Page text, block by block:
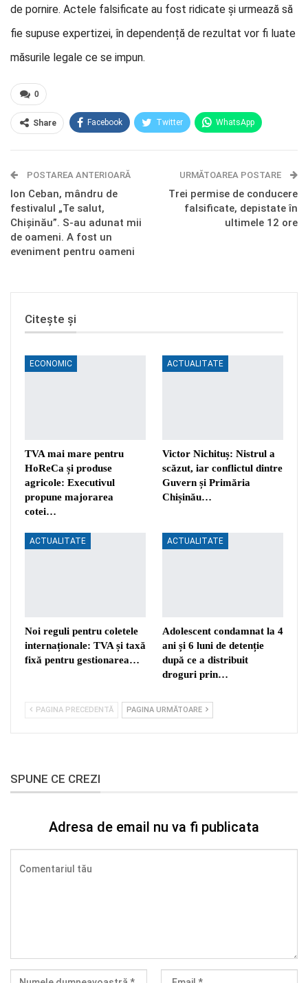
de pornire. Actele falsificate au fost ridicate și urmează să
fie supuse expertizei, în dependență de rezultat vor fi luate
măsurile legale ce se impun.
0
Share Facebook Twitter WhatsApp
Telegram OK.ru
POSTAREA ANTERIOARĂ
Ion Ceban, mândru de
festivalul „Te salut,
Chișinău”. S-au adunat mii
de oameni. A fost un
eveniment pentru oameni
URMĂTOAREA POSTARE
Trei permise de conducere
falsificate, depistate în
ultimele 12 ore
Citește și
ECONOMIC
TVA mai mare pentru
HoReCa și produse
agricole: Executivul
propune majorarea
cotei…
ACTUALITATE
Victor Nichituș: Nistrul a
scăzut, iar conflictul dintre
Guvern și Primăria
Chișinău…
ACTUALITATE
Noi reguli pentru coletele
internaționale: TVA și taxă
fixă pentru gestionarea…
ACTUALITATE
Adolescent condamnat la 4
ani și 6 luni de detenție
după ce a distribuit
droguri prin…
PAGINA PRECEDENTĂ PAGINA URMĂTOARE
SPUNE CE CREZI
Adresa de email nu va fi publicata